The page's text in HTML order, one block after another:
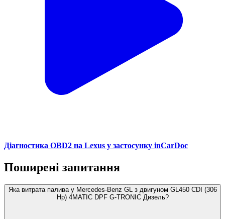
Діагностика OBD2 на Lexus у застосунку inCarDoc
Поширені запитання
Яка витрата палива у Mercedes-Benz GL з двигуном GL450 CDI (306
Hp) 4MATIC DPF G-TRONIC Дизель?